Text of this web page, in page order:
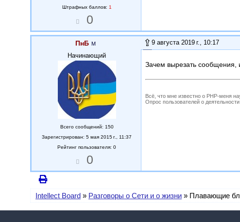
Штрафных баллов: 1
0
ПнБ
Начинающий
Всего сообщений: 150
Зарегистрирован: 5 мая 2015 г., 11:37
Рейтинг пользователя: 0
0
9 августа 2019 г., 10:17
Зачем вырезать сообщения,
Всё, что мне известно о PHP-меня
Опрос пользователей о
Intellect Board » Разговоры о Сети и о жизни » Плавающие